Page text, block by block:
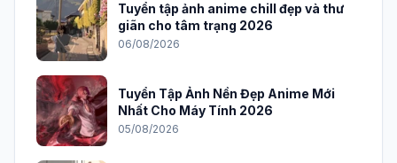
Tuyển tập ảnh anime chill đẹp và thư
giãn cho tâm trạng 2026
06/08/2026
Tuyển Tập Ảnh Nền Đẹp Anime Mới
Nhất Cho Máy Tính 2026
05/08/2026